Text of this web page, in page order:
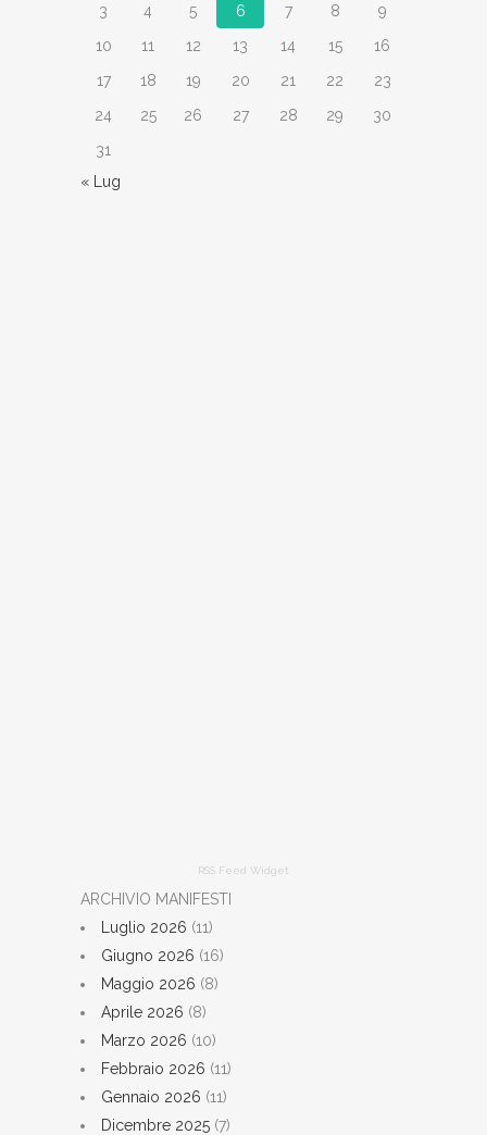
3
4 5 6 7 8
9
10
11 12 13 14 15
16
17
18 19 20 21 22
23
24
25 26 27 28 29
30
31
« Lug
RSS Feed Widget
ARCHIVIO MANIFESTI
Luglio 2026 (11)
Giugno 2026 (16)
Maggio 2026 (8)
Aprile 2026 (8)
Marzo 2026 (10)
Febbraio 2026 (11)
Gennaio 2026 (11)
Dicembre 2025 (7)